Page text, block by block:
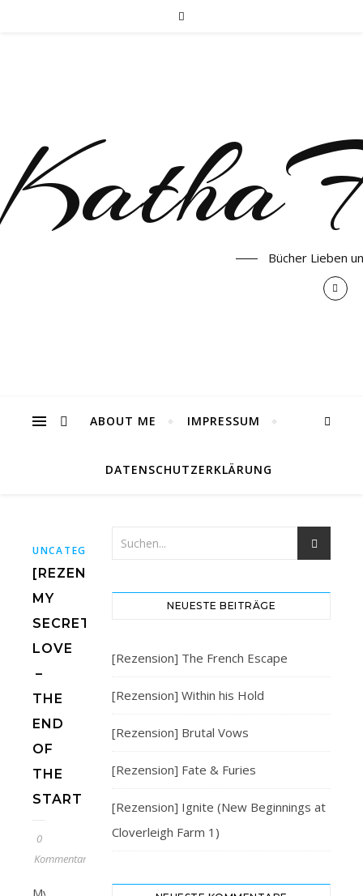
Bücher Lieben
ABOUT ME IMPRESSUM
DATENSCHUTZERKLÄRUNG
UNCATEGORIZED
[REZENSION]
MY
SECRET
LOVE
–
THE
END
OF
THE
START
0
Kommentare
My
NEUESTE BEITRÄGE
[Rezension] The French Escape
[Rezension] Within his Hold
[Rezension] Brutal Vows
[Rezension] Fate & Furies
[Rezension] Ignite (New Beginnings at
Cloverleigh Farm 1)